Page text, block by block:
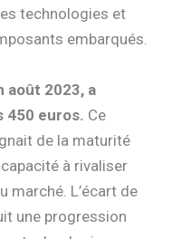
technologies et
embarqués.
août 2023, a
450 euros. Ce
de la maturité
à rivaliser
marché. L’écart de
une progression